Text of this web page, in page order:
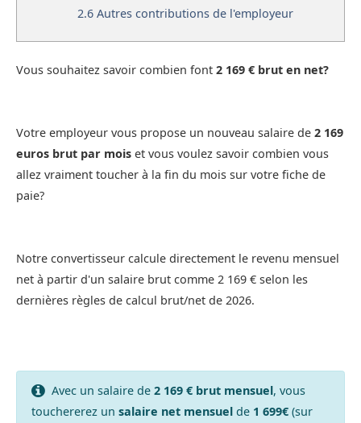
2.6 Autres contributions de l'employeur
Vous souhaitez savoir combien font 2 169 € brut en net?
Votre employeur vous propose un nouveau salaire de 2 169
euros brut par mois et vous voulez savoir combien vous
allez vraiment toucher à la fin du mois sur votre fiche de
paie?
Notre convertisseur calcule directement le revenu mensuel
net à partir d'un salaire brut comme 2 169 € selon les
dernières règles de calcul brut/net de 2026.
Avec un salaire de 2 169 € brut mensuel, vous
touchererez un salaire net mensuelde 1 699€(sur